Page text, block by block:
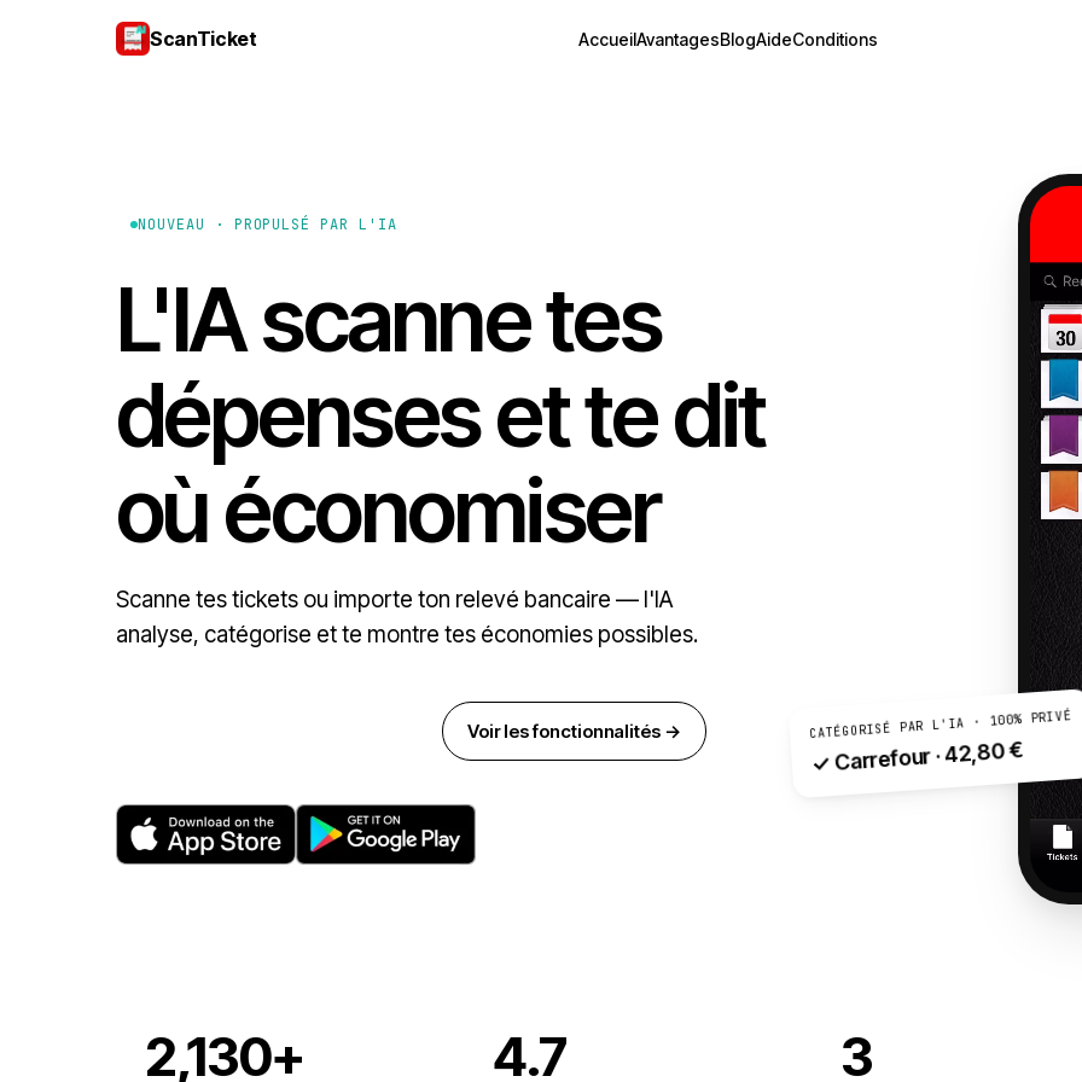
ScanTicket AccueilAvantagesBlogAideConditions
NOUVEAU · PROPULSÉ PAR L'IA
L'IA scanne tes
dépenses et te dit
où économiser
Scanne tes tickets ou importe ton relevé bancaire — l'IA
analyse, catégorise et te montre tes économies possibles.
Voir les fonctionnalités → CATÉGORISÉ PAR L'IA · 100% PRIVÉ
✓ Carrefour · 42,80 €
2,130+ 4.7 3